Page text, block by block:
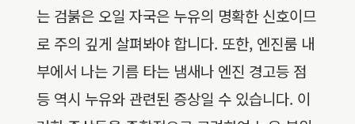
는 검붉은 오일 자국은 누유의 명확한 신호이므
로 주의 깊게 살펴봐야 합니다. 또한, 엔진룸 내
부에서 나는 기름 타는 냄새나 엔진 경고등 점
등 역시 누유와 관련된 증상일 수 있습니다. 이